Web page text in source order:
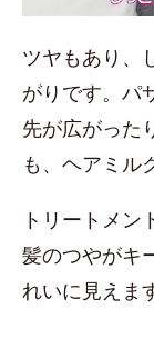
ツヤもあり、
がりです。パ
先が広がった
も、ヘアミル
トリートメン
髪のつやがキ
れいに見えま